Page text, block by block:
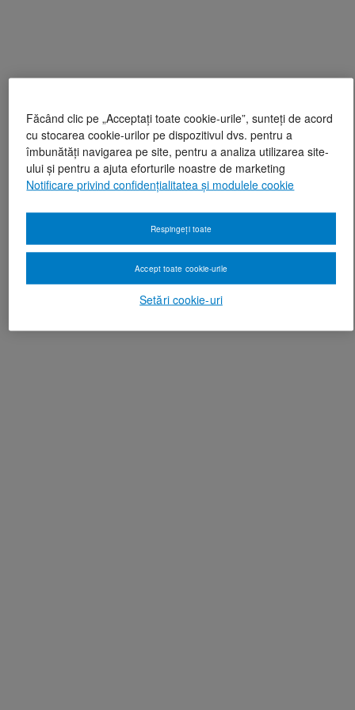
Făcând clic pe „Acceptați toate cookie-urile”, sunteți de acord
cu stocarea cookie-urilor pe dispozitivul dvs. pentru a
îmbunătăți navigarea pe site, pentru a analiza utilizarea site-
ului și pentru a ajuta eforturile noastre de marketing
Notificare privind confidențialitatea și modulele cookie
Setări cookie-uri
Respingeți toate
Accept toate cookie-urile